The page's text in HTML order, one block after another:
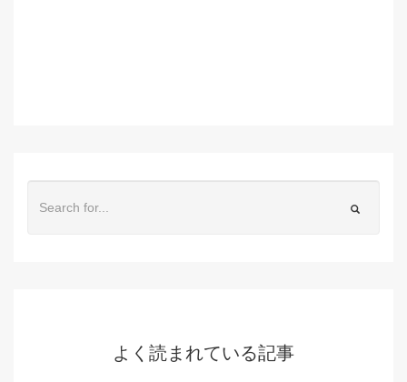
よく読まれている記事